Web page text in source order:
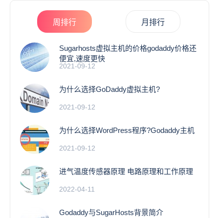
周排行 月排行
Sugarhosts虚拟主机的价格godaddy价格还
便宜,速度更快
2021-09-12
为什么选择GoDaddy虚拟主机?
2021-09-12
为什么选择WordPress程序?Godaddy主机
2021-09-12
进气温度传感器原理 电路原理和工作原理
2022-04-11
Godaddy与SugarHosts背景简介